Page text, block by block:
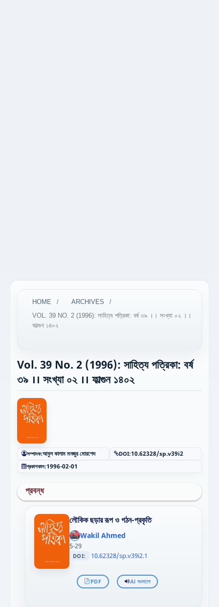
HOME / ARCHIVES
/
VOL. 39 NO. 2 (1996): সাহিত্য পত্রিকা: বর্ষ ৩৯ ।। সংখ্যা ০২ ।।
ফাল্গুন ১৪০২
Vol. 39 No. 2 (1996): সাহিত্য পত্রিকা: বর্ষ
৩৯ ।। সংখ্যা ০২ ।। ফাল্গুন ১৪০২
সম্পাদক:আবুল কালাম মনজুর মোরশেদ DOI:10.62328/sp.v39i2
প্রকাশকাল:1996-02-01
প্রবন্ধ
লৌকিক ছড়ার রূপ ও গঠন-প্রকৃতি
';
};"
>
Wakil Ahmed
5-29
DOI: 10.62328/sp.v39i2.1
PDF AI সংলাপে